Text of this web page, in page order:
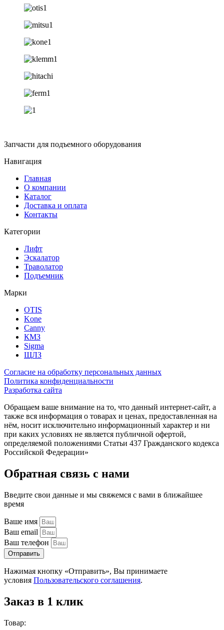
Запчасти для подъемного оборудования
Навигация
Главная
О компании
Каталог
Доставка и оплата
Контакты
Категории
Лифт
Эскалатор
Траволатор
Подъемник
Марки
OTIS
Kone
Canny
КМЗ
Sigma
ЩЛЗ
Согласие на обработку персональных данных
Политика конфиденциальности
Разработка сайта
Обращаем ваше внимание на то, что данный интернет-сайт, а
также вся информация о товарах и ценах, предоставленная на
нём, носит исключительно информационный характер и ни
при каких условиях не является публичной офертой,
определяемой положениями Статьи 437 Гражданского кодекса
Российской Федерации»
Обратная связь с нами
Введите свои данные и мы свяжемся с вами в ближайшее
время
Ваше имя
Ваш email
Ваш телефон
Отправить
Нажимая кнопку «Отправить», Вы принимаете
условия Пользовательского соглашения.
Заказ в 1 клик
Товар: